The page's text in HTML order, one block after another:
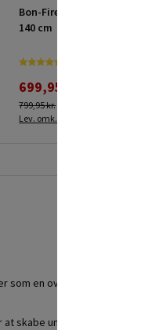
Bon-Fire bålsted 3-ben
140 cm
699,95 kr.
799,95 kr.
Lev. omk. tillægges
en ovn, hvor varmen kan
undervarme. Har man